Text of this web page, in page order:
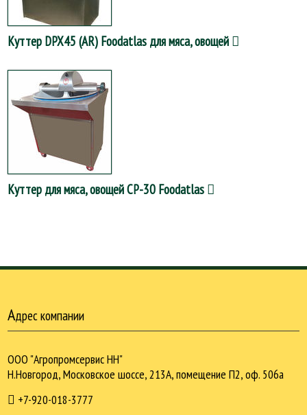
Куттер DPX45 (AR) Foodatlas для мяса, овощей
Куттер для мяса, овощей CP-30 Foodatlas
Адрес компании
ООО "Агропромсервис НН"
Н.Новгород, Московское шоссе, 213А, помещение П2, оф. 506а
+7-920-018-3777